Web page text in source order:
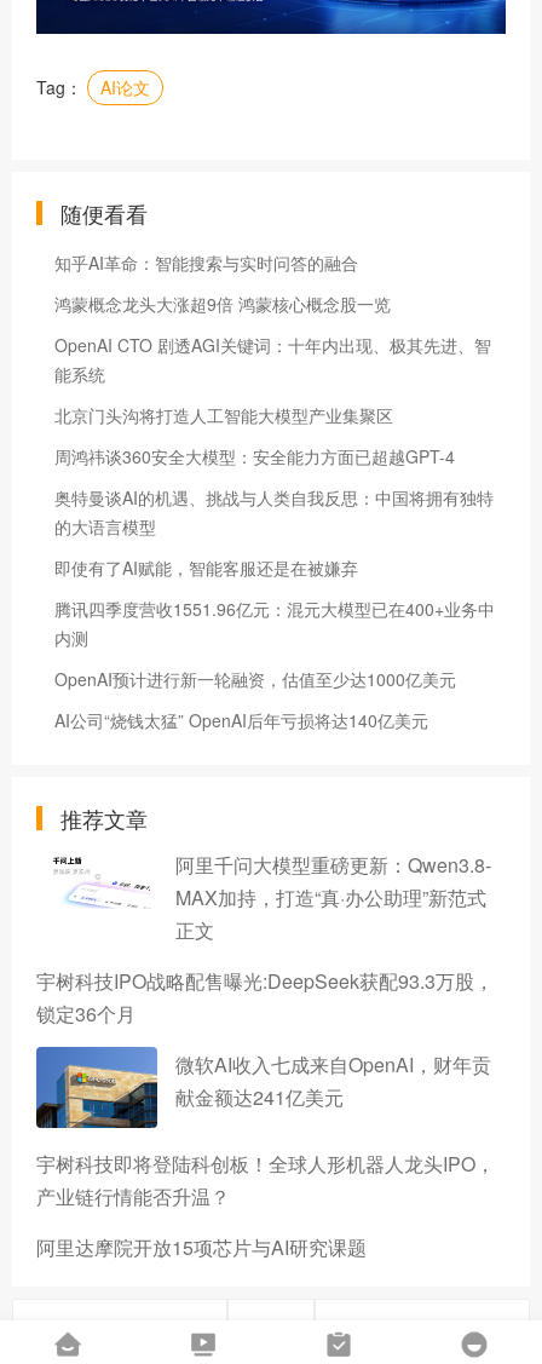
Tag： AI论文
随便看看
知乎AI革命：智能搜索与实时问答的融合
鸿蒙概念龙头大涨超9倍 鸿蒙核心概念股一览
OpenAI CTO 剧透AGI关键词：十年内出现、极其先进、智
能系统
北京门头沟将打造人工智能大模型产业集聚区
周鸿祎谈360安全大模型：安全能力方面已超越GPT-4
奥特曼谈AI的机遇、挑战与人类自我反思：中国将拥有独特
的大语言模型
即使有了AI赋能，智能客服还是在被嫌弃
腾讯四季度营收1551.96亿元：混元大模型已在400+业务中
内测
OpenAI预计进行新一轮融资，估值至少达1000亿美元
AI公司“烧钱太猛” OpenAI后年亏损将达140亿美元
推荐文章
阿里千问大模型重磅更新：Qwen3.8-
MAX加持，打造“真·办公助理”新范式
正文
宇树科技IPO战略配售曝光:DeepSeek获配93.3万股，
锁定36个月
微软AI收入七成来自OpenAI，财年贡
献金额达241亿美元
宇树科技即将登陆科创板！全球人形机器人龙头IPO，
产业链行情能否升温？
阿里达摩院开放15项芯片与AI研究课题